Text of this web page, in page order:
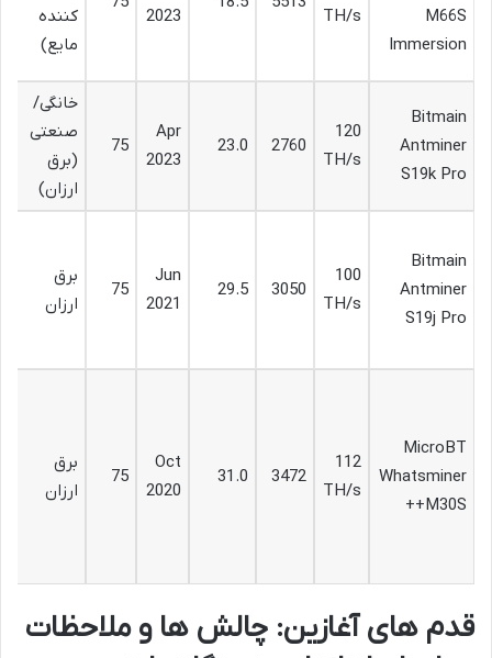
M66S
Immersion
TH/s
2023
کننده
مایع)
Bitmain
Antminer
S19k Pro
120
TH/s
2760
23.0
Apr
2023
75
خانگی/
صنعتی
(برق
ارزان)
Bitmain
Antminer
S19j Pro
100
TH/s
3050
29.5
Jun
2021
75
برق
ارزان
MicroBT
Whatsminer
M30S++
112
TH/s
3472
31.0
Oct
2020
75
برق
ارزان
قدم های آغازین: چالش ها و ملاحظات